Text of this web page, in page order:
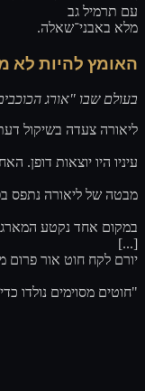
עם תרמיל גב
מלא באבני־שאלה.
האומץ להיות לא
בעולם שבו "אורג
ליאורה צעדה בשיקול
עיניו היו יוצאות
מבטה של ליאורה נתפס
במקום אחד נקטע המארג,
[...]
יורם לקח חוט אור פרום
"חוטים מסוימים נולדו